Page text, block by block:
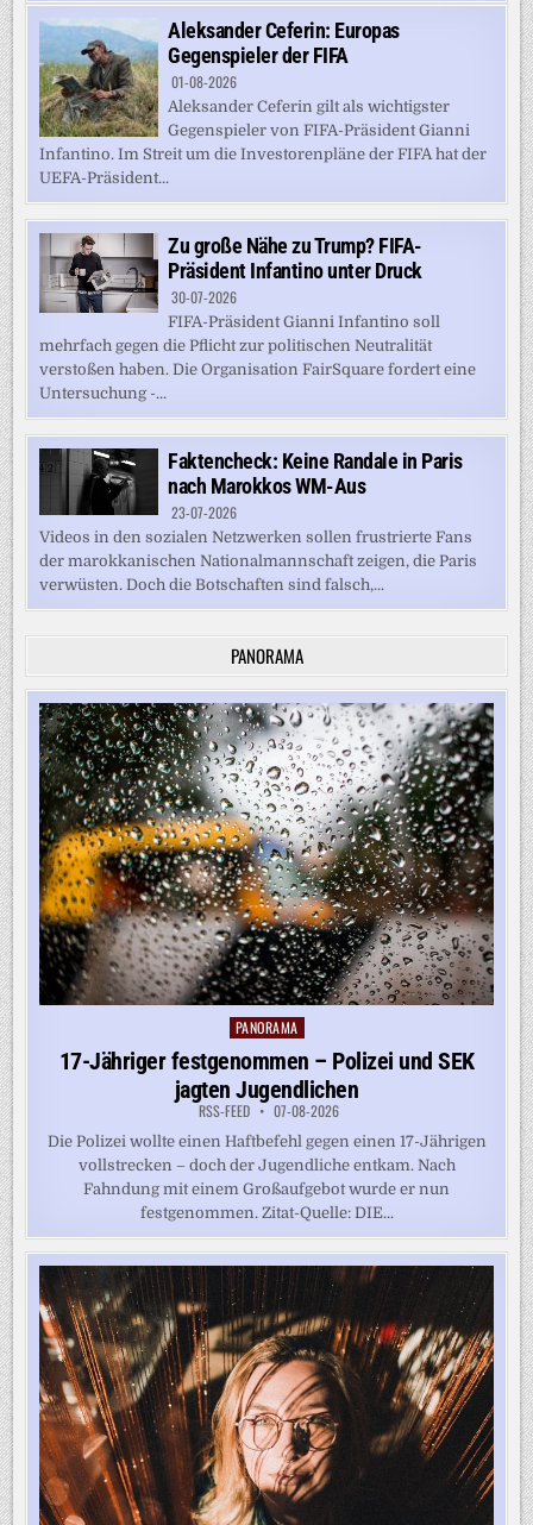
Aleksander Ceferin: Europas
Gegenspieler der FIFA
01-08-2026
Aleksander Ceferin gilt als wichtigster
Gegenspieler von FIFA-Präsident Gianni
Infantino. Im Streit um die Investorenpläne der FIFA hat der
UEFA-Präsident...
Zu große Nähe zu Trump? FIFA-
Präsident Infantino unter Druck
30-07-2026
FIFA-Präsident Gianni Infantino soll
mehrfach gegen die Pflicht zur politischen Neutralität
verstoßen haben. Die Organisation FairSquare fordert eine
Untersuchung -...
Faktencheck: Keine Randale in Paris
nach Marokkos WM-Aus
23-07-2026
Videos in den sozialen Netzwerken sollen frustrierte Fans
der marokkanischen Nationalmannschaft zeigen, die Paris
verwüsten. Doch die Botschaften sind falsch,...
PANORAMA
Posted
PANORAMA
17-Jähriger festgenommen – Polizei und SEK
jagten Jugendlichen
RSS-FEED 07-08-2026
Die Polizei wollte einen Haftbefehl gegen einen 17-Jährigen
vollstrecken – doch der Jugendliche entkam. Nach
Fahndung mit einem Großaufgebot wurde er nun
festgenommen. Zitat-Quelle: DIE...